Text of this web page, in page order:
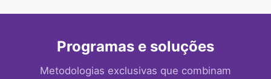
Programas e soluções
Metodologias exclusivas que combinam